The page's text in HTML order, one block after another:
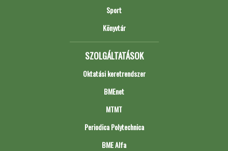
Sport
Könyvtár
SZOLGÁLTATÁSOK
Oktatási keretrendszer
BMEnet
MTMT
Periodica Polytechnica
BME Alfa